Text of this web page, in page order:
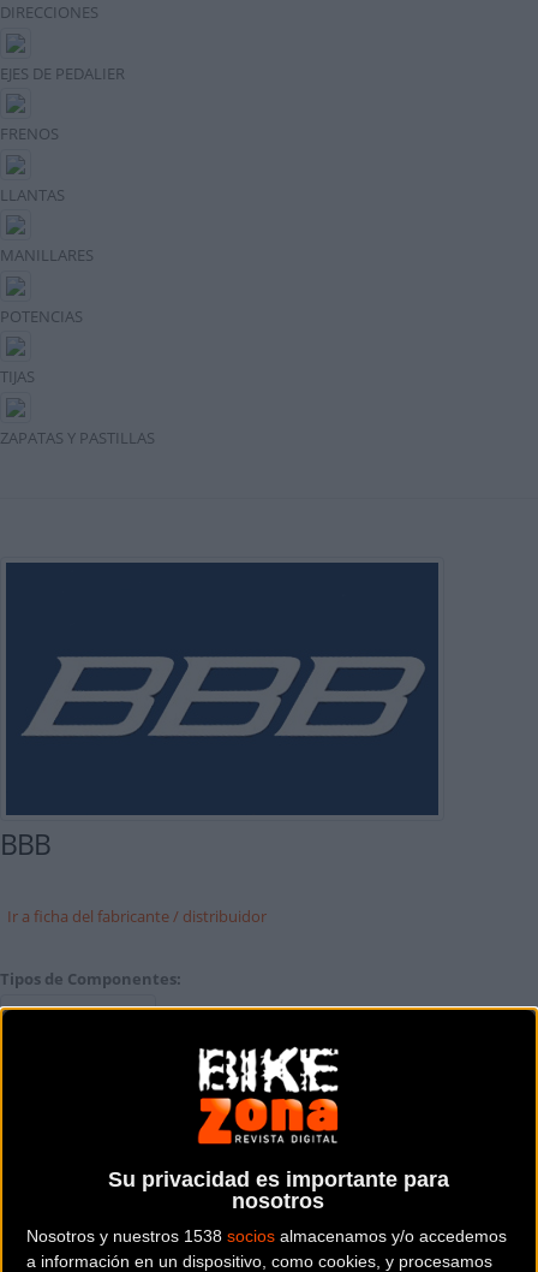
Su privacidad es importante para
nosotros
Nosotros y nuestros 1538 socios almacenamos y/o accedemos
a información en un dispositivo, como cookies, y procesamos
DIRECCIONES
EJES DE PEDALIER
FRENOS
LLANTAS
MANILLARES
POTENCIAS
TIJAS
ZAPATAS Y PASTILLAS
BBB
Ir a ficha del fabricante / distribuidor
Tipos de Componentes:
CASETES